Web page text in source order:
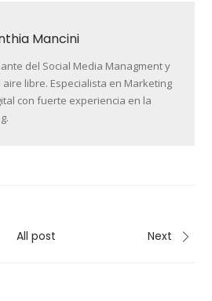
Mancini
del Social Media Managment y
aire libre. Especialista en Marketing
con fuerte experiencia en la
All post Next